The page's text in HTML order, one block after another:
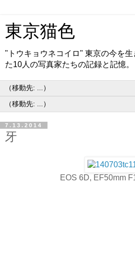
東京猫色
"トウキョウネコイロ" 東京の今を
た10人の写真家たちの記録と記憶。
7.13.2014
牙
EOS 6D, EF50mm